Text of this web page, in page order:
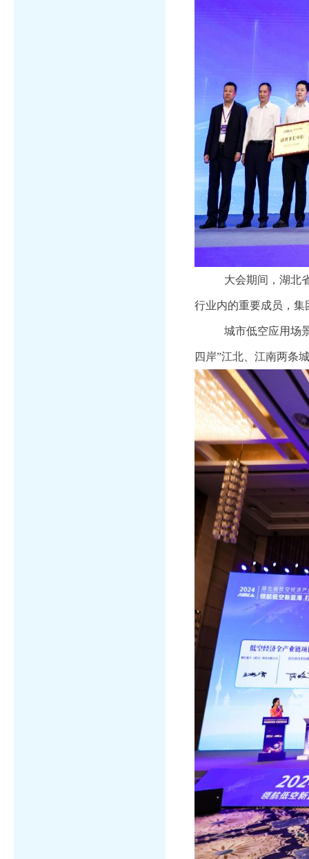
大会期间，湖北
行业内的重要成员，集
城市低空应用场
四岸”江北、江南两条